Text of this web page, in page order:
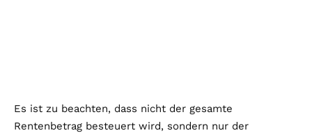
Es ist zu beachten, dass nicht der gesamte
Rentenbetrag besteuert wird, sondern nur der